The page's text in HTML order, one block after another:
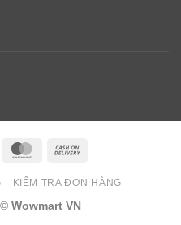
MasterCard
Delivery
KIỂM TRA ĐƠN HÀNG
Wowmart VN